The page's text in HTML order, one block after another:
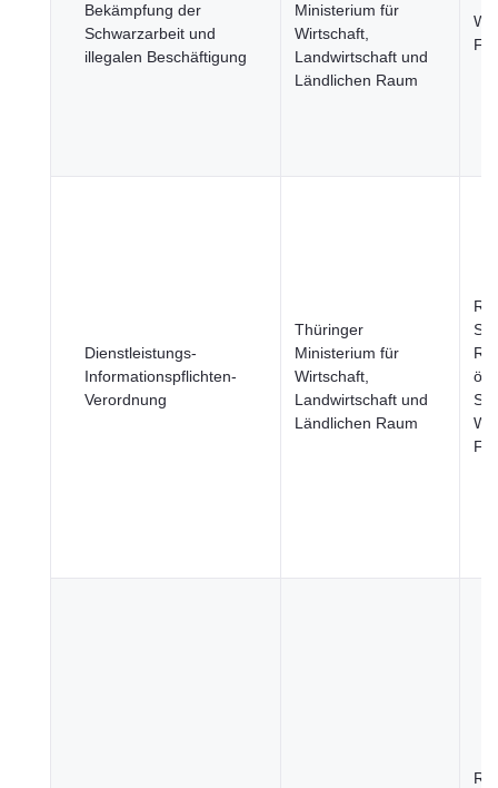
Bekämpfung der
Schwarzarbeit und
illegalen Beschäftigung
Ministerium für
Wirtschaft,
Landwirtschaft und
Ländlichen Raum
Dienstleistungs-
Informationspflichten-
Verordnung
Thüringer
Ministerium für
Wirtschaft,
Landwirtschaft und
Ländlichen Raum